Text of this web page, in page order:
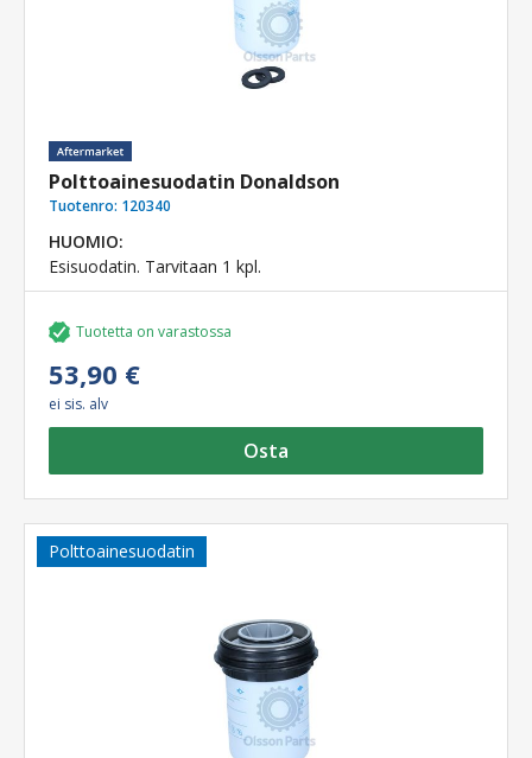
Polttoainesuodatin Donaldson
Tuotenro: 120340
HUOMIO:
Esisuodatin. Tarvitaan 1 kpl.
Tuotetta on varastossa
53,90 €
ei sis. alv
Osta
Polttoainesuodatin